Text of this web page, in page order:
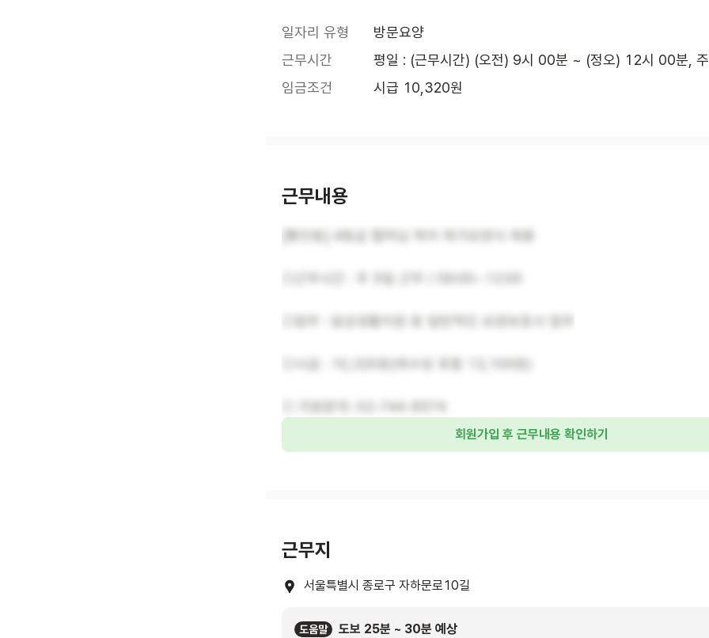
일자리 유형
방문요양
근무시간
평일 : (근무시간) (오전) 9시 00분 ~ (정오) 12시 00분,
임금조건
시급 10,320원
근무내용
회원가입 후 근무내용 확인하기
근무지
서울특별시 종로구 자하문로10길
도움말 도보 25분 ~ 30분 예상